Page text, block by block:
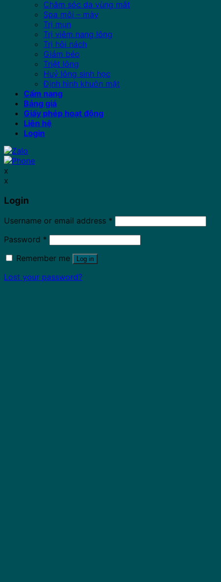
Chăm sóc da vùng mắt
Spa môi – mày
Trị mụn
Trị viêm nang lông
Trị hôi nách
Giảm béo
Triệt lông
Huỷ lông sinh học
Định hình khuôn mặt
Cẩm nang
Bảng giá
Giấy phép hoạt động
Liên hệ
Login
x
x
Login
Username or email address *
Password *
Remember me
Log in
Lost your password?